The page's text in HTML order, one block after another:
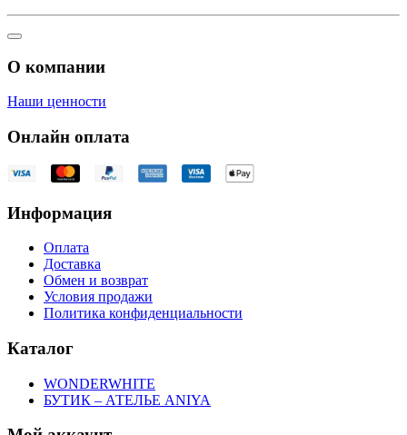
О компании
Наши ценности
Онлайн оплата
Информация
Оплата
Доставка
Обмен и возврат
Условия продажи
Политика конфиденциальности
Каталог
WONDERWHITE
БУТИК – АТЕЛЬЕ ANIYA